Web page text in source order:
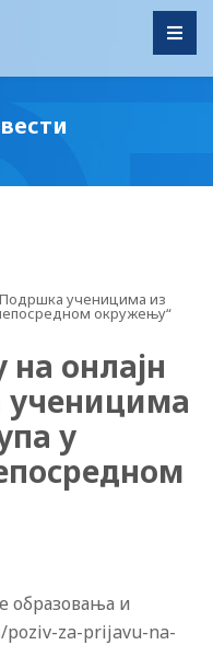
ученицима из
окружењу“
на онлајн
ученицима
у
образовања и
poziv-za-prijavu-na-